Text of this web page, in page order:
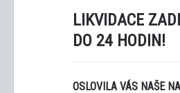
LIKVIDACE
DO 24 HODIN!
OSLOVILA VÁS NAŠE